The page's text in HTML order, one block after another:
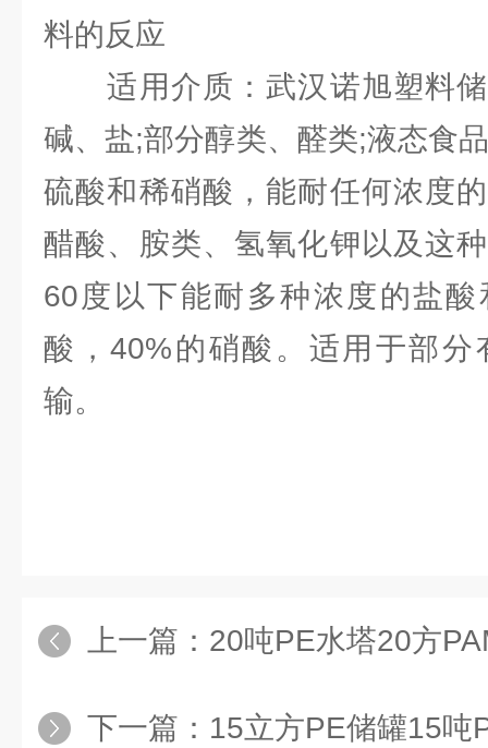
料的反应
适用介质：武汉诺旭塑料储
碱、盐;部分醇类、醛类;液态食
硫酸和稀硝酸，能耐任何浓度
醋酸、胺类、氢氧化钾以及这
60度以下能耐多种浓度的盐
酸，40%的硝酸。适用于部分
输。
上一篇： 20吨PE水塔20方PAM药剂溶
下一篇： 15立方PE储罐15吨PE塑料搅